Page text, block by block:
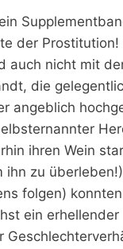
der Prostitution!
auch nicht mit
die
angeblich
ihren Wein
ihn zu
folgen)
ein